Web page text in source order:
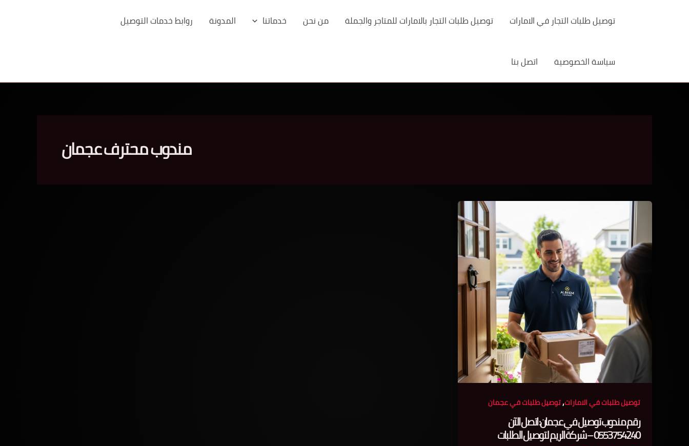
توصيل طلبات التجار في الامارات توصيل طلبات التجار بالامارات للمتاجر والجملة من نحن خدماتنا المدونة روابط خدمات التوصيل
سياسة الخصوصية اتصل بنا
مندوب محترف عجمان
توصيل طلبات في الامارات,توصيل طلبات في عجمان
رقم مندوب توصيل في عجمان: اتصل الآن
0553754240 – شركة الريم لتوصيل الطلبات